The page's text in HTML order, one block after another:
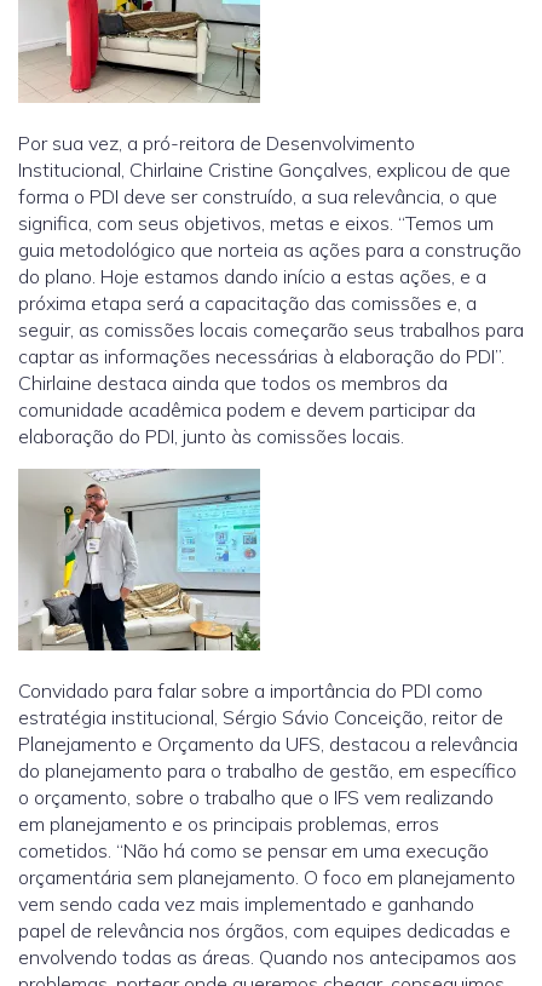
Por sua vez, a pró-reitora de Desenvolvimento
Institucional, Chirlaine Cristine Gonçalves, explicou de que
forma o PDI deve ser construído, a sua relevância, o que
significa, com seus objetivos, metas e eixos. “Temos um
guia metodológico que norteia as ações para a construção
do plano. Hoje estamos dando início a estas ações, e a
próxima etapa será a capacitação das comissões e, a
seguir, as comissões locais começarão seus trabalhos para
captar as informações necessárias à elaboração do PDI”.
Chirlaine destaca ainda que todos os membros da
comunidade acadêmica podem e devem participar da
elaboração do PDI, junto às comissões locais.
Convidado para falar sobre a importância do PDI como
estratégia institucional, Sérgio Sávio Conceição, reitor de
Planejamento e Orçamento da UFS, destacou a relevância
do planejamento para o trabalho de gestão, em específico
o orçamento, sobre o trabalho que o IFS vem realizando
em planejamento e os principais problemas, erros
cometidos. “Não há como se pensar em uma execução
orçamentária sem planejamento. O foco em planejamento
vem sendo cada vez mais implementado e ganhando
papel de relevância nos órgãos, com equipes dedicadas e
envolvendo todas as áreas. Quando nos antecipamos aos